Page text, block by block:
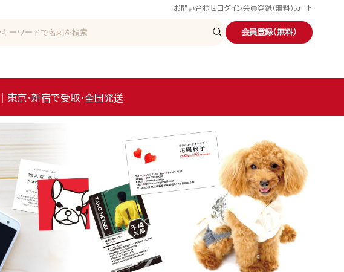
お問い合わせ ログイン会員登録（無料） カート
会員登録（無料）
東京・新宿で受取・全国発送